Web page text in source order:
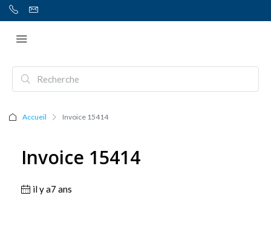
Accueil Invoice 15414
Invoice 15414
il y a7 ans